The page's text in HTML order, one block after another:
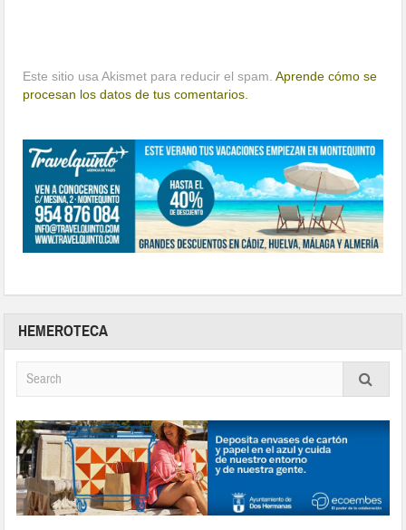
Este sitio usa Akismet para reducir el spam.Aprende cómo se
procesan los datos de tus comentarios.
HEMEROTECA